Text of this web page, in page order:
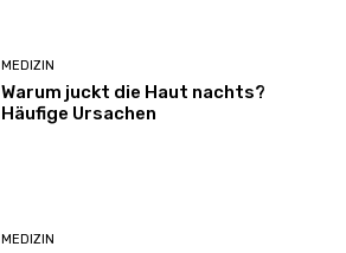
MEDIZIN
Warum juckt die Haut nachts?
Häufige Ursachen
MEDIZIN